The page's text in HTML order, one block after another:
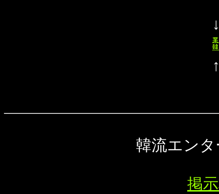
韓流エン
掲